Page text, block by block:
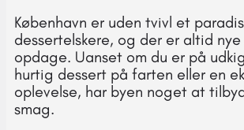
København er uden tvivl et
dessertelskere, og der er altid
opdage. Uanset om du er på
hurtig dessert på farten eller en
oplevelse, har byen noget at
smag.